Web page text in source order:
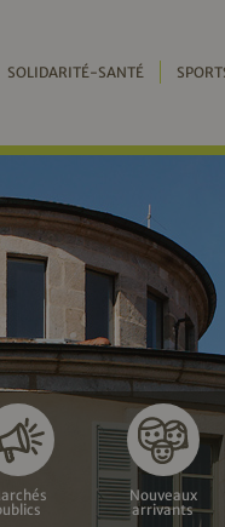
SOLIDARITÉ-SANTÉ
Nouveaux
arrivants